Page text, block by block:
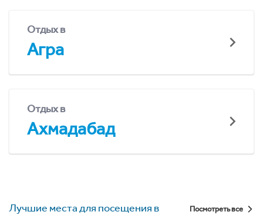
Отдых в
Агра
Отдых в
Ахмадабад
Лучшие места для посещения в
Посмотреть все